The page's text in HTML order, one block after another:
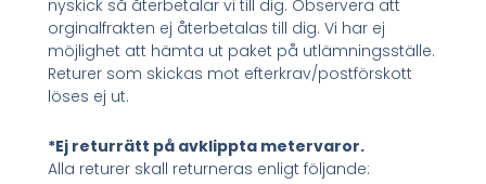
nyskick så återbetalar vi till dig. Observera att
orginalfrakten ej återbetalas till dig. Vi har ej
möjlighet att hämta ut paket på utlämningsställe.
Returer som skickas mot efterkrav/postförskott
löses ej ut.
*Ej returrätt på avklippta metervaror.
Alla returer skall returneras enligt följande: